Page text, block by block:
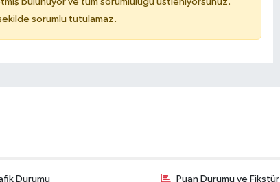
sorumlu tutulamaz.
Durumu Puan Durumu ve Fikstür